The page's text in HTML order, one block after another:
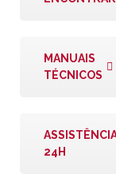
MANUAIS
TÉCNICOS
24H